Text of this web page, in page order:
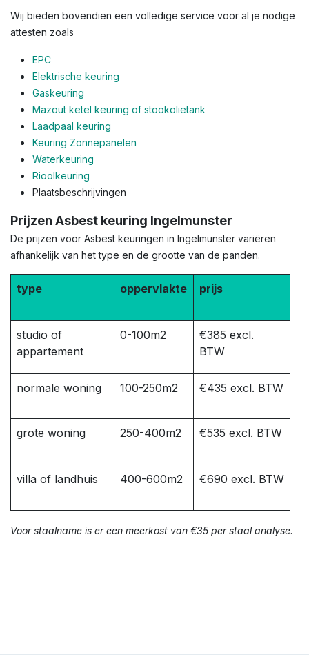
Wij bieden bovendien een volledige service voor al je nodige
attesten zoals
EPC
Elektrische keuring
Gaskeuring
Mazout ketel keuring of stookolietank
Laadpaal keuring
Keuring Zonnepanelen
Waterkeuring
Rioolkeuring
Plaatsbeschrijvingen
Prijzen Asbest keuring Ingelmunster
De prijzen voor Asbest keuringen in Ingelmunster variëren
afhankelijk van het type en de grootte van de panden.
type oppervlakte prijs
studio of
appartement
0-100m2
€385 excl.
BTW
normale woning 100-250m2 €435 excl. BTW
grote woning 250-400m2 €535 excl. BTW
villa of landhuis 400-600m2 €690 excl. BTW
Voor staalname is er een meerkost van €35 per staal analyse.